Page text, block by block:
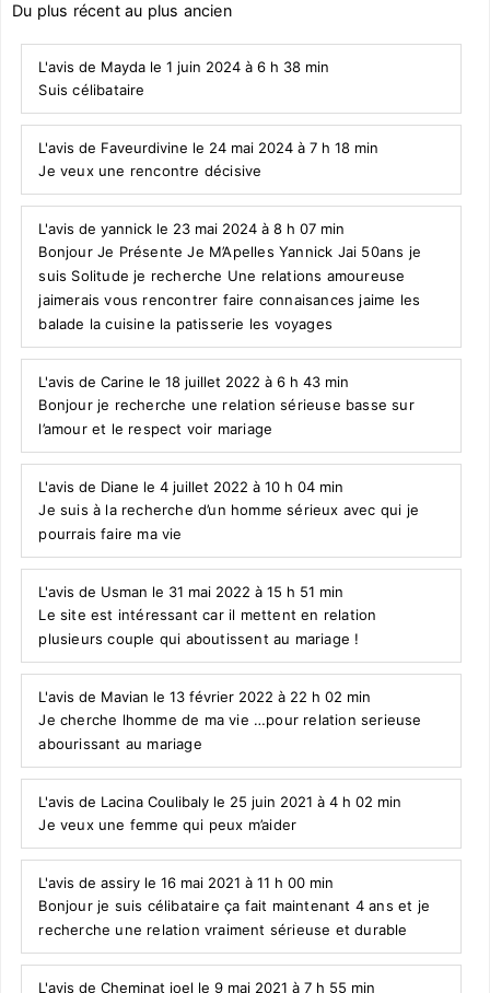
Du plus récent au plus ancien
L'avis de Mayda le 1 juin 2024 à 6 h 38 min
Suis célibataire
L'avis de Faveurdivine le 24 mai 2024 à 7 h 18 min
Je veux une rencontre décisive
L'avis de yannick le 23 mai 2024 à 8 h 07 min
Bonjour Je Présente Je M’Apelles Yannick Jai 50ans je
suis Solitude je recherche Une relations amoureuse
jaimerais vous rencontrer faire connaisances jaime les
balade la cuisine la patisserie les voyages
L'avis de Carine le 18 juillet 2022 à 6 h 43 min
Bonjour je recherche une relation sérieuse basse sur
l’amour et le respect voir mariage
L'avis de Diane le 4 juillet 2022 à 10 h 04 min
Je suis à la recherche d’un homme sérieux avec qui je
pourrais faire ma vie
L'avis de Usman le 31 mai 2022 à 15 h 51 min
Le site est intéressant car il mettent en relation
plusieurs couple qui aboutissent au mariage !
L'avis de Mavian le 13 février 2022 à 22 h 02 min
Je cherche lhomme de ma vie …pour relation serieuse
abourissant au mariage
L'avis de Lacina Coulibaly le 25 juin 2021 à 4 h 02 min
Je veux une femme qui peux m’aider
L'avis de assiry le 16 mai 2021 à 11 h 00 min
Bonjour je suis célibataire ça fait maintenant 4 ans et je
recherche une relation vraiment sérieuse et durable
L'avis de Cheminat joel le 9 mai 2021 à 7 h 55 min